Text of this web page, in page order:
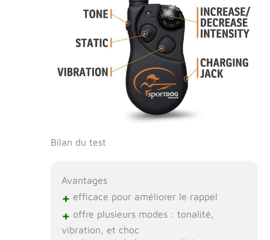
Bilan du test
Avantages
+ efficace pour améliorer le rappel
+ offre plusieurs modes : tonalité,
vibration, et choc